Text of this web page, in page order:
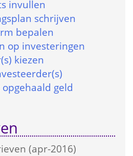
in­vullen
schrijven
bepalen
op investeringen
kiezen
geld
(apr-2016)